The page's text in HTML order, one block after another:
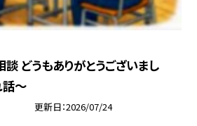
談 どうもありがとうございまし
～
更新日 2026/07/24